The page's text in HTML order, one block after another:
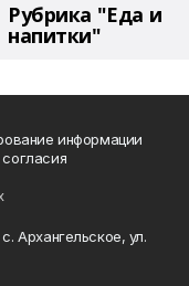
Рубрика "Еда и
напитки"
информации
Архангельское, ул.